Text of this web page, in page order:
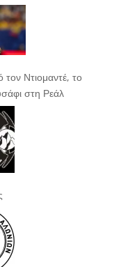
Ντιομαντέ, το
στη Ρεάλ